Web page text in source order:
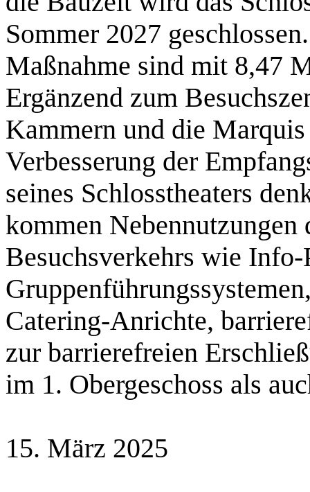
Sommer 2027
Maßnahme sind mit 8,47
Ergänzend zum
Kammern und die
Verbesserung der
seines Schlosstheaters
kommen Nebennutzungen
Besuchsverkehrs wie
Catering-Anrichte,
zur barrierefreien
im 1. Obergeschoss als
15. März 2025